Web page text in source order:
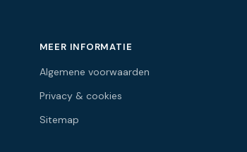
MEER INFORMATIE
Algemene voorwaarden
Privacy & cookies
Sitemap